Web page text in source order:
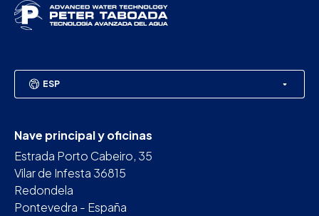
ESP
Nave principal y oficinas
Estrada Porto Cabeiro, 35
Vilar de Infesta 36815
Redondela
Pontevedra - España